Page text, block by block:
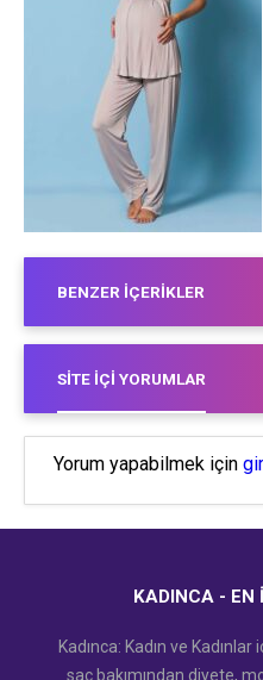
BENZER İÇERIKLER
SITE İÇI YORUMLAR
Yorum yapabilmek için
KADINCA - EN
Kadınca: Kadın ve
saç bakımından diyete,